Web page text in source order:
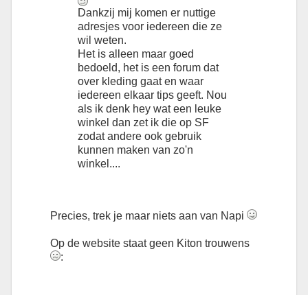
Dankzij mij komen er nuttige
adresjes voor iedereen die ze
wil weten.
Het is alleen maar goed
bedoeld, het is een forum dat
over kleding gaat en waar
iedereen elkaar tips geeft. Nou
als ik denk hey wat een leuke
winkel dan zet ik die op SF
zodat andere ook gebruik
kunnen maken van zo'n
winkel....
Precies, trek je maar niets aan van Napi
Op de website staat geen Kiton trouwens
: